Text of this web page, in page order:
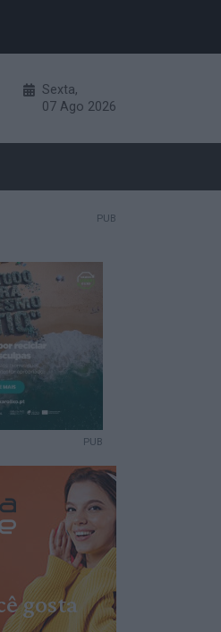
Sexta,
07 Ago 2026
PUB
PUB
gosta